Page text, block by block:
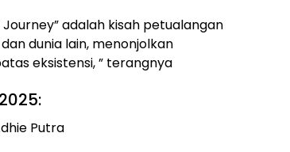
adalah kisah petualangan
dunia lain, menonjolkan
eksistensi, ” terangnya
Putra